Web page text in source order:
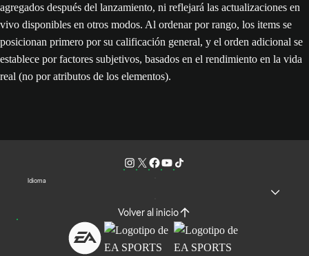
agregados después del lanzamiento, ni reflejará las actualizaciones en
vivo disponibles en otros modos. Al ordenar por rango, los items se
posicionan primero por su calificación general, y el orden adicional se
establece por factores subjetivos, basados en el rendimiento en la vida
real (no por atributos de los elementos).
Idioma
Volver al inicio